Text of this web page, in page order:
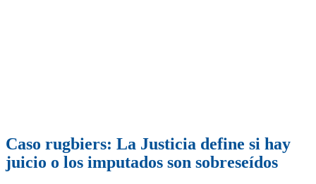
Caso rugbiers: La Justicia define si hay
juicio o los imputados son sobreseídos